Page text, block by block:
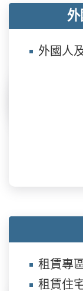
外
外國人
租賃專區
租賃住